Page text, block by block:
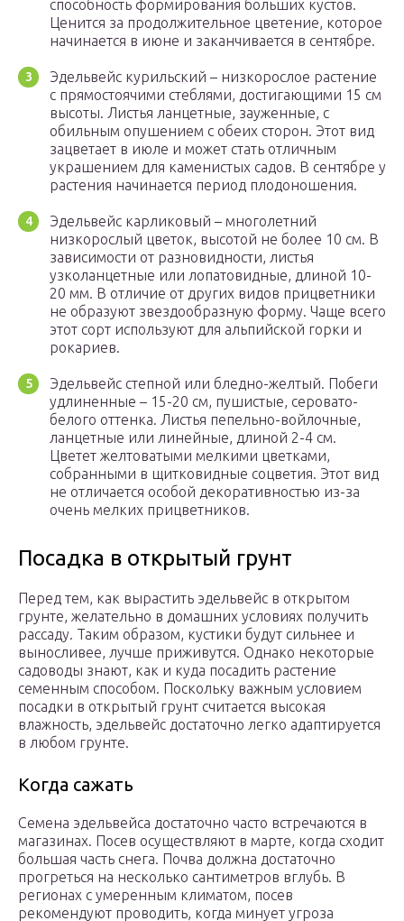
способность формирования больших кустов.
Ценится за продолжительное цветение, которое
начинается в июне и заканчивается в сентябре.
Эдельвейс курильский – низкорослое растение
с прямостоячими стеблями, достигающими 15 см
высоты. Листья ланцетные, зауженные, с
обильным опушением с обеих сторон. Этот вид
зацветает в июле и может стать отличным
украшением для каменистых садов. В сентябре у
растения начинается период плодоношения.
Эдельвейс карликовый – многолетний
низкорослый цветок, высотой не более 10 см. В
зависимости от разновидности, листья
узколанцетные или лопатовидные, длиной 10-
20 мм. В отличие от других видов прицветники
не образуют звездообразную форму. Чаще всего
этот сорт используют для альпийской горки и
рокариев.
Эдельвейс степной или бледно-желтый. Побеги
удлиненные – 15-20 см, пушистые, серовато-
белого оттенка. Листья пепельно-войлочные,
ланцетные или линейные, длиной 2-4 см.
Цветет желтоватыми мелкими цветками,
собранными в щитковидные соцветия. Этот вид
не отличается особой декоративностью из-за
очень мелких прицветников.
Посадка в открытый грунт
Перед тем, как вырастить эдельвейс в открытом
грунте, желательно в домашних условиях получить
рассаду. Таким образом, кустики будут сильнее и
выносливее, лучше приживутся. Однако некоторые
садоводы знают, как и куда посадить растение
семенным способом. Поскольку важным условием
посадки в открытый грунт считается высокая
влажность, эдельвейс достаточно легко адаптируется
в любом грунте.
Когда сажать
Семена эдельвейса достаточно часто встречаются в
магазинах. Посев осуществляют в марте, когда сходит
большая часть снега. Почва должна достаточно
прогреться на несколько сантиметров вглубь. В
регионах с умеренным климатом, посев
рекомендуют проводить, когда минует угроза